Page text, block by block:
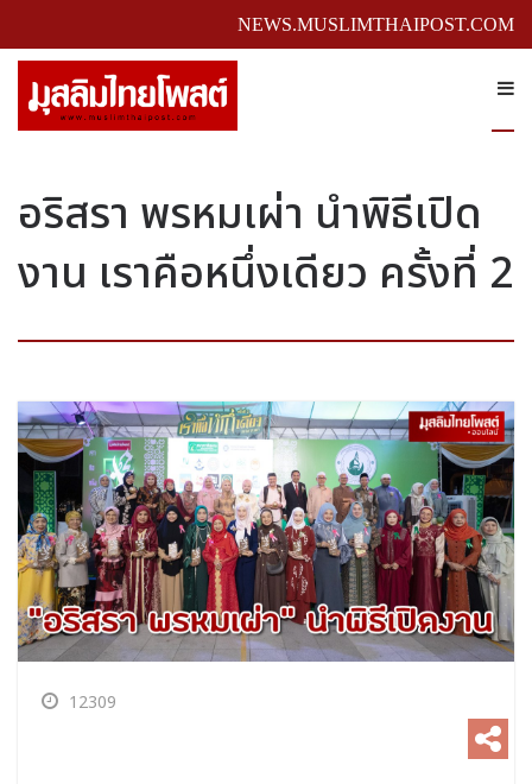
NEWS.MUSLIMTHAIPOST.COM
อริสรา พรหมเผ่า นำพิธีเปิด
งาน เราคือหนึ่งเดียว ครั้งที่ 2
12309